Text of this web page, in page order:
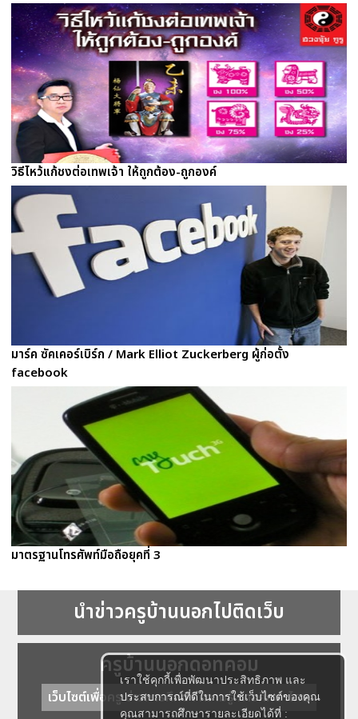
เราใช้คุกกี้เพื่อพัฒนาประสิทธิภาพ และ
ประสบการณ์ที่ดีในการใช้เว็บไซต์ของคุณ
คุณสามารถศึกษารายละเอียดได้ที่ :
วิธีไหว้แก้ชงต่อเทพเจ้า ให้ถูกต้อง-ถูกองค์
มาร์ค ซัคเคอร์เบิร์ก / Mark Elliot Zuckerberg ผู้ก่อตั้ง
facebook
มาตรฐานโทรศัพท์มือถือยุคที่ 3
นำข่าวครูบ้านนอกไปติดเว็บ
ครูบ้านนอกดอทคอม
เว็บไซต์เพื่อครู ข่าวการศึกษา ความรู้ การศึกษาไทย